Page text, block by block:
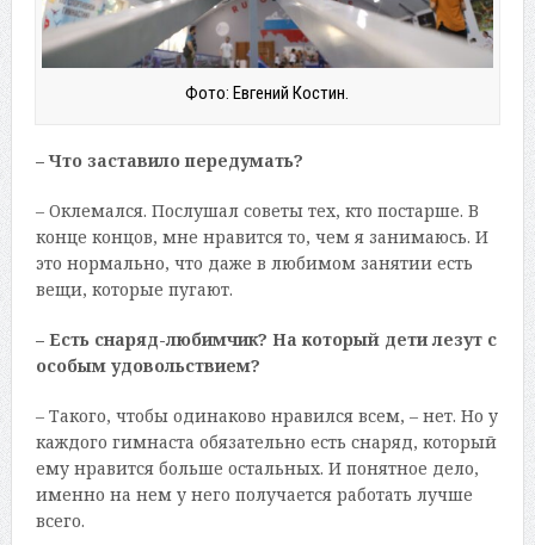
Фото: Евгений Костин.
– Что заставило передумать?
– Оклемался. Послушал советы тех, кто постарше. В
конце концов, мне нравится то, чем я занимаюсь. И
это нормально, что даже в любимом занятии есть
вещи, которые пугают.
– Есть снаряд-любимчик? На который дети лезут с
особым удовольствием?
– Такого, чтобы одинаково нравился всем, – нет. Но у
каждого гимнаста обязательно есть снаряд, который
ему нравится больше остальных. И понятное дело,
именно на нем у него получается работать лучше
всего.